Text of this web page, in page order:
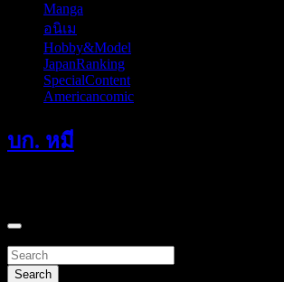
Manga
อนิเม
Hobby&Model
JapanRanking
SpecialContent
Americancomic
บก. หมี
Search